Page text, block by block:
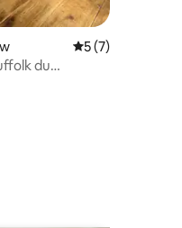
Note moyenne
5 (7)
du